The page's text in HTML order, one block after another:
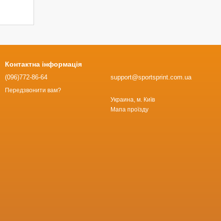
Контактна інформація
(096)772-86-64
Передзвонити вам?
support@sportsprint.com.ua
Украина, м. Київ
Мапа проїзду